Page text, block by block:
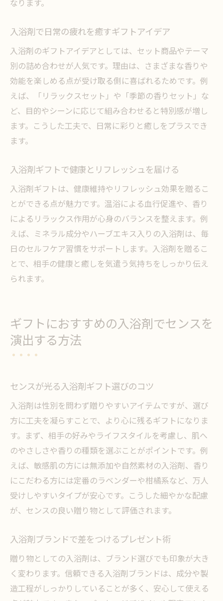
入浴剤で日常の疲れを癒すギフトアイデア
入浴剤のギフトアイデアとしては、セット商品やテーマ
別の詰め合わせが人気です。理由は、さまざまな香りや
効能を楽しめる点が受け取る側に喜ばれるためです。例
えば、「リラックスセット」や「季節の香りセット」な
ど、目的やシーンに応じて組み合わせると特別感が増し
ます。こうした工夫で、日常に彩りと癒しをプラスでき
ます。
入浴剤ギフトで健康とリフレッシュを届ける
入浴剤ギフトは、健康維持やリフレッシュ効果を贈るこ
とができる点が魅力です。温浴による血行促進や、香り
によるリラックス作用が心身のバランスを整えます。例
えば、ミネラル成分やハーブエキス入りの入浴剤は、毎
日のセルフケア習慣をサポートします。入浴剤を贈るこ
とで、相手の健康と癒しを気遣う気持ちをしっかり伝え
られます。
ギフトにおすすめの入浴剤でセンスを
演出する方法
センスが光る入浴剤ギフト選びのコツ
入浴剤は性別を問わず贈りやすいアイテムですが、選び
方に工夫を凝らすことで、より心に残るギフトになりま
す。まず、相手の好みやライフスタイルを考慮し、肌へ
のやさしさや香りの種類を選ぶことがポイントです。例
えば、敏感肌の方には無添加や自然素材の入浴剤、香り
にこだわる方には定番のラベンダーや柑橘系など、万人
受けしやすいタイプが安心です。こうした細やかな配慮
が、センスの良い贈り物として評価されます。
入浴剤ブランドで差をつけるプレゼント術
贈り物としての入浴剤は、ブランド選びでも印象が大き
く変わります。信頼できる入浴剤ブランドは、成分や製
造工程がしっかりしていることが多く、安心して使える